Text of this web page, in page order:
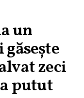
un
găsește
zeci
putut